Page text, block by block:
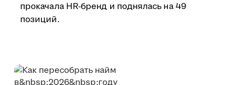
прокачала HR-бренд и поднялась на 49
позиций.